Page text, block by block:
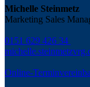
Michelle Steinmetz
Marketing Sales
0151 629 426 34
michelle.steinmetz
Online-